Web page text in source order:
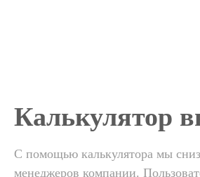
Калькулятор
С помощью калькулятора мы
менеджеров компании.